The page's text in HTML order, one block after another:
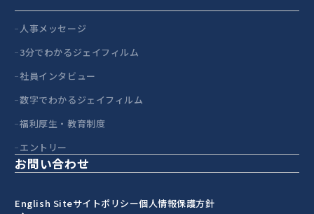
人事メッセージ
3分でわかるジェイフィルム
社員インタビュー
数字でわかるジェイフィルム
福利厚生・教育制度
エントリー
お問い合わせ
English Siteサイトポリシー個人情報保護方針